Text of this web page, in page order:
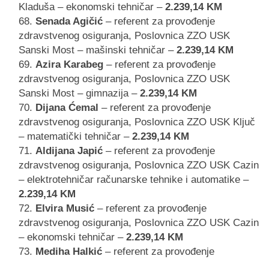
Kladuša – ekonomski tehničar – 2.239,14 KM
Senada Agičić – referent za provođenje
zdravstvenog osiguranja, Poslovnica ZZO USK
Sanski Most – mašinski tehničar – 2.239,14 KM
Azira Karabeg – referent za provođenje
zdravstvenog osiguranja, Poslovnica ZZO USK
Sanski Most – gimnazija – 2.239,14 KM
Dijana Ćemal – referent za provođenje
zdravstvenog osiguranja, Poslovnica ZZO USK Ključ
– matematički tehničar – 2.239,14 KM
Aldijana Japić – referent za provođenje
zdravstvenog osiguranja, Poslovnica ZZO USK Cazin
– elektrotehničar računarske tehnike i automatike –
2.239,14 KM
Elvira Musić – referent za provođenje
zdravstvenog osiguranja, Poslovnica ZZO USK Cazin
– ekonomski tehničar – 2.239,14 KM
Mediha Halkić – referent za provođenje